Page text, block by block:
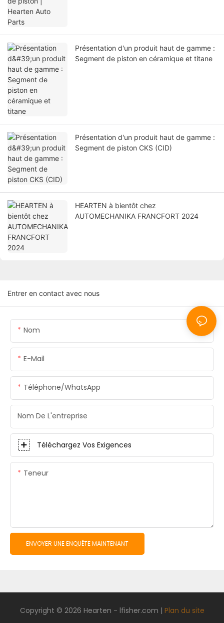
Présentation d'un produit haut de gamme :
Segment de piston en céramique et titane
Présentation d'un produit haut de gamme :
Segment de piston CKS (CID)
HEARTEN à bientôt chez
AUTOMECHANIKA FRANCFORT 2024
Entrer en contact avec nous
Nom
E-Mail
Téléphone/WhatsApp
Nom De L'entreprise
Téléchargez Vos Exigences
Teneur
ENVOYER UNE ENQUÊTE MAINTENANT
Copyright © 2026 Hearten - lfisher.com | Plan du site